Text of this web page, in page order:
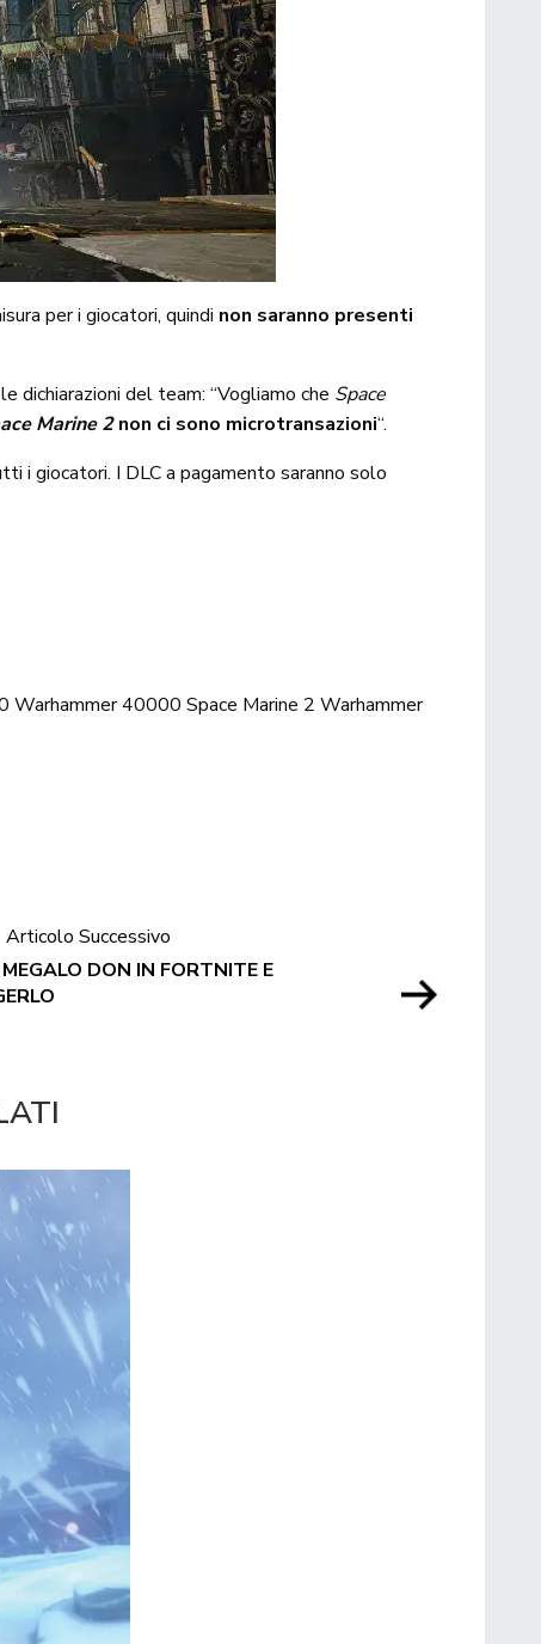
per i giocatori, quindi non saranno presenti
dichiarazioni del team: “Vogliamo che Space
Marine 2non ci sono microtransazioni“.
i giocatori. I DLC a pagamento saranno solo
Warhammer 40000 Space Marine 2 Warhammer
Articolo Successivo
DON IN FORTNITE E